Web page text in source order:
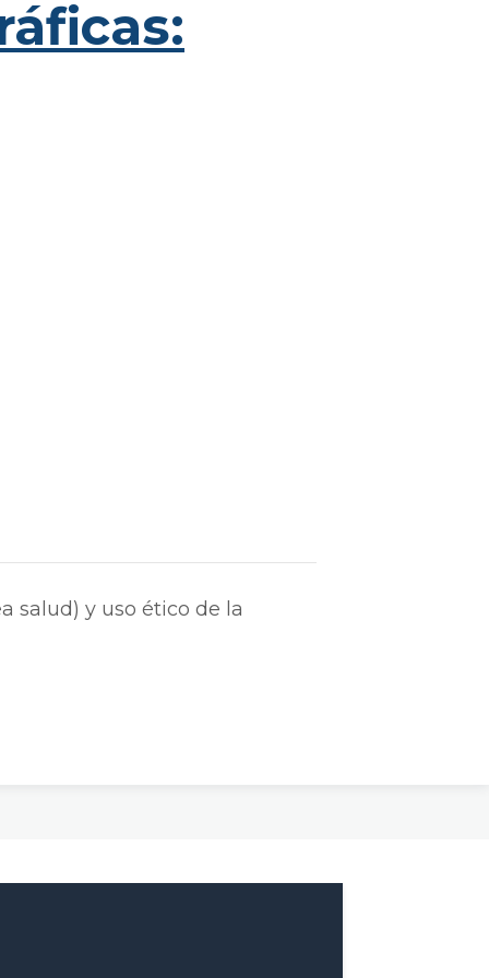
salud) y uso ético de la